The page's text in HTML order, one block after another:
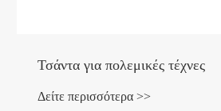
Τσάντα για πολεμικές τέχνες
Δείτε περισσότερα >>